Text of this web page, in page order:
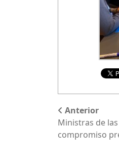
Anterior
Ministras de
compromiso